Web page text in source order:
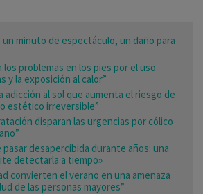
minuto de espectáculo, un daño para
los problemas en los pies por el uso
y la exposición al calor”
adicción al sol que aumenta el riesgo de
estético irreversible”
disparan las urgencias por cólico
desapercibida durante años: una
detectarla a tiempo»
convierten el verano en una amenaza
de las personas mayores”